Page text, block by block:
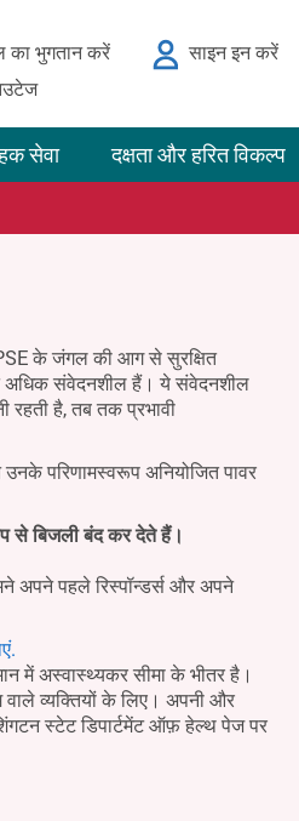
सेवा दक्षता और हरित विकल्प
का भुगतान करें
साइन इन करें
के जंगल की आग से सुरक्षित
अधिक संवेदनशील हैं। ये संवेदनशील
है, तब तक प्रभावी
परिणामस्वरूप अनियोजित पावर
से बिजली बंद कर देते हैं।
अपने पहले रिस्पॉन्डर्स और अपने
में अस्वास्थ्यकर सीमा के भीतर है।
व्यक्तियों के लिए। अपनी और
स्टेट डिपार्टमेंट ऑफ़ हेल्थ पेज पर